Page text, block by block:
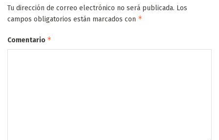
Tu dirección de correo electrónico no será publicada. Los
campos obligatorios están marcados con *
Comentario *